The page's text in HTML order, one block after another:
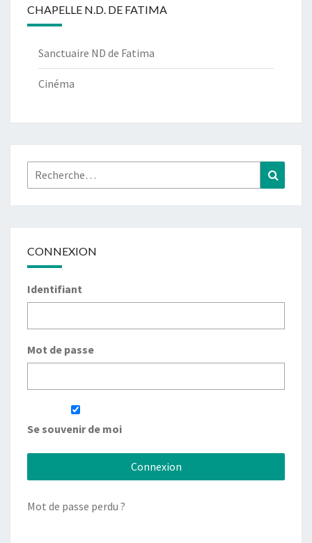
CHAPELLE N.D. DE FATIMA
Sanctuaire ND de Fatima
Cinéma
Rechercher :
CONNEXION
Identifiant
Mot de passe
Se souvenir de moi
Mot de passe perdu ?